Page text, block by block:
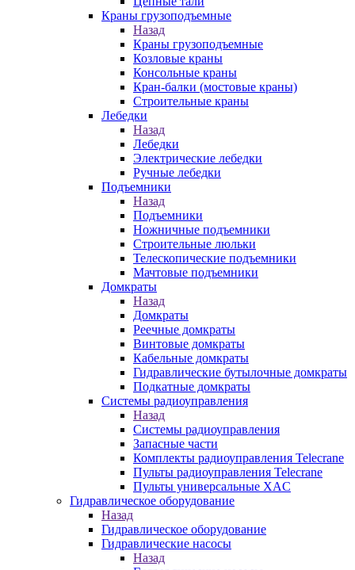
Краны грузоподъемные
Назад
Краны грузоподъемные
Козловые краны
Консольные краны
Кран-балки (мостовые краны)
Строительные краны
Лебедки
Назад
Лебедки
Электрические лебедки
Ручные лебедки
Подъемники
Назад
Подъемники
Ножничные подъемники
Строительные люльки
Телескопические подъемники
Мачтовые подъемники
Домкраты
Назад
Домкраты
Реечные домкраты
Винтовые домкраты
Кабельные домкраты
Гидравлические бутылочные домкраты
Подкатные домкраты
Системы радиоуправления
Назад
Системы радиоуправления
Запасные части
Комплекты радиоуправления Telecrane
Пульты радиоуправления Telecrane
Пульты универсальные XAC
Гидравлическое оборудование
Назад
Гидравлическое оборудование
Гидравлические насосы
Назад